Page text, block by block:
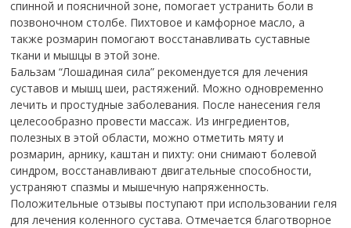
спинной и поясничной зоне, помогает устранить боли в
позвоночном столбе. Пихтовое и камфорное масло, а
также розмарин помогают восстанавливать суставные
ткани и мышцы в этой зоне.
Бальзам “Лошадиная сила” рекомендуется для лечения
суставов и мышц шеи, растяжений. Можно одновременно
лечить и простудные заболевания. После нанесения геля
целесообразно провести массаж. Из ингредиентов,
полезных в этой области, можно отметить мяту и
розмарин, арнику, каштан и пихту: они снимают болевой
синдром, восстанавливают двигательные способности,
устраняют спазмы и мышечную напряженность.
Положительные отзывы поступают при использовании геля
для лечения коленного сустава. Отмечается благотворное